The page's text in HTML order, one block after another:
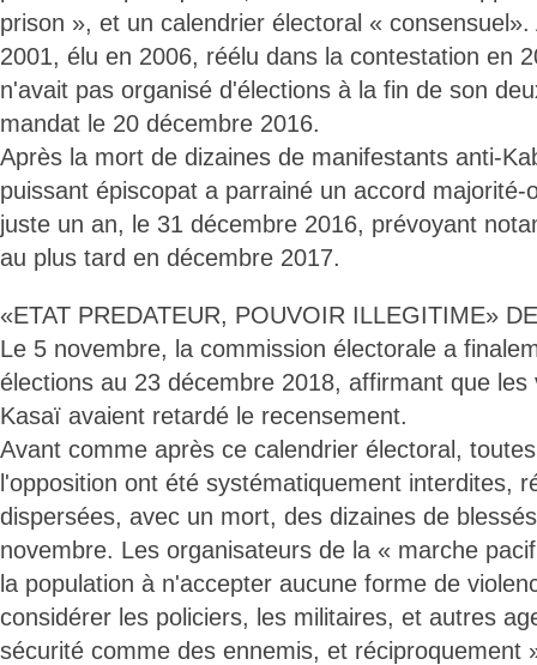
prison », et un calendrier électoral «
2001, élu en 2006, réélu dans la contestation en
n'avait pas organisé d'élections à la fin de son
mandat le 20 décembre 2016.
Après la mort de dizaines de manifestants anti-
puissant épiscopat a parrainé un accord majorité-
juste un an, le 31 décembre 2016, prévoyant
au plus tard en décembre 2017.
«ETAT PREDATEUR, POUVOIR ILLEGITIME»
Le 5 novembre, la commission électorale a
élections au 23 décembre 2018, affirmant que les
Kasaï avaient retardé le recensement.
Avant comme après ce calendrier électoral,
l'opposition ont été systématiquement interdites,
dispersées, avec un mort, des dizaines de
novembre. Les organisateurs de la « marche
la population à n'accepter aucune forme de
considérer les policiers, les militaires, et autres
sécurité comme des ennemis, et réciproquement